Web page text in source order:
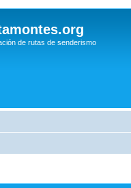
de rutas de senderismo